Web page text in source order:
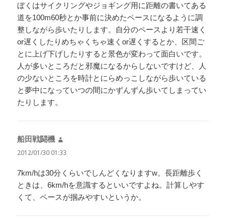
ぼくはサイクリングやジョギング用に距離の書いてある
道を100m60秒とか事前に決めたペースになるように調
整しながら歩いたりします。自分のペースより若干速く
or遅くしたりめちゃくちゃ速くor遅くするとか、区間ご
とに上げ下げしたりすると景色が変わって面白いです。
人が多いところだと邪魔になるからしないですけど、人
の少ないところを時計とにらめっこしながら歩いている
と夢中になっていつの間にかずんずん歩いてしまってい
たりします。
船田戦闘機
り:
2012/01/30 01:33
7km/hは30分くらいでしんどくなりますw。長距離歩く
ときは、6km/hを意識するといいですよね。計算しやす
くて、ペースが掴みやすいというか。